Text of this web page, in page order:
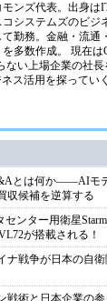
ンズ代表。出身は
コシステムズのビジ
勤務。金融・流通
多数作成。 現在
い上場企業の社長
ネス活用を探ってい
とは何か――AIモデ
収候補を逆算する
ンター用衛星
が搭載される！
ナ戦争が日本の自